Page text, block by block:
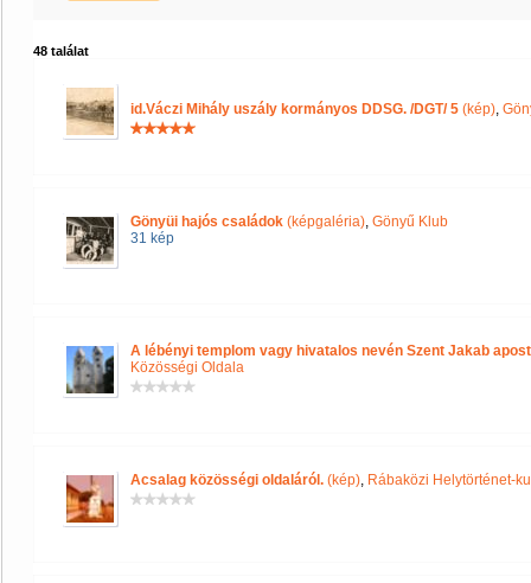
48 találat
id.Váczi Mihály uszály kormányos DDSG. /DGT/ 5 (kép),
Gönyüi hajós családok (képgaléria), Gönyű Klub
31 kép
A lébényi templom vagy hivatalos nevén Szent Jakab
Közösségi Oldala
Acsalag közösségi oldaláról. (kép), Rábaközi Helytörténet-